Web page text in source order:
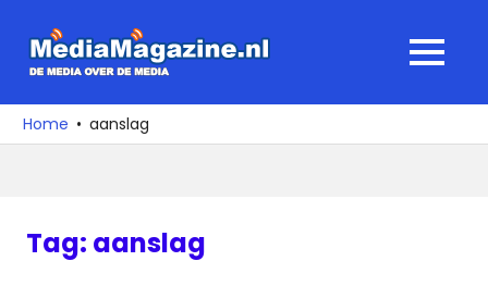
naar
media
over
MENU
Home aanslag
Tag: aanslag